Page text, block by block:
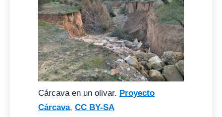
Cárcava en un olivar. Proyecto
Cárcava, CC BY-SA